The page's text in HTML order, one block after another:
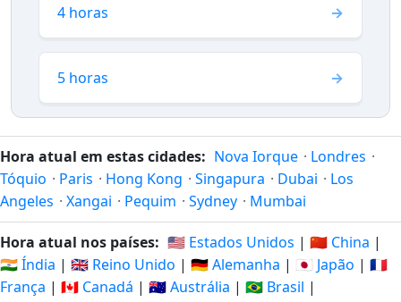
4 horas
5 horas
Hora atual em estas cidades: Nova Iorque · Londres ·
Tóquio · Paris · Hong Kong · Singapura · Dubai · Los
Angeles · Xangai · Pequim · Sydney · Mumbai
Hora atual nos países: 🇺🇸 Estados Unidos | 🇨🇳 China |
🇮🇳 Índia | 🇬🇧 Reino Unido | 🇩🇪 Alemanha | 🇯🇵 Japão | 🇫🇷
França | 🇨🇦 Canadá | 🇦🇺 Austrália | 🇧🇷 Brasil |